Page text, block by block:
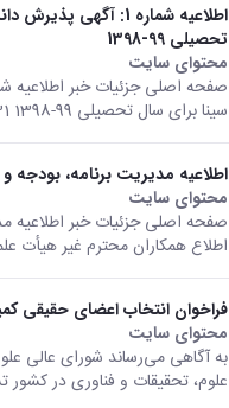
تحصیلی 99-1398
محتوای سایت
سینا برای سال تحصیلی 99-1398 31 05 2019 21:24 کد خبر : 3806409 تعداد بازدید :...
اطلاعیه مدیریت برنامه، بودجه
محتوای سایت
اطلاع همکاران محترم غیر هیأت
فراخوان انتخاب اعضای حقیقی
محتوای سایت
به آگاهی می‌رساند شورای عالی
علوم، تحقیقات و فناوری در